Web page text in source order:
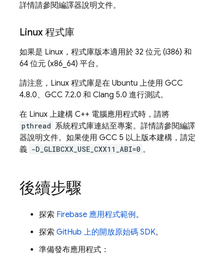
詳情請參閱編譯器說明文件。
Linux 程式庫
如果是 Linux，程式庫版本適用於 32 位元 (i386) 和
64 位元 (x86_64) 平台。
請注意，Linux 程式庫是在 Ubuntu 上使用 GCC
4.8.0、GCC 7.2.0 和 Clang 5.0 進行測試。
在 Linux 上建構 C++ 電腦應用程式時，請將
pthread 系統程式庫連結至專案。詳情請參閱編譯
器說明文件。如果使用 GCC 5 以上版本建構，請定
義 -D_GLIBCXX_USE_CXX11_ABI=0 。
後續步驟
探索 Firebase 應用程式範例。
探索 GitHub 上的開放原始碼 SDK。
準備發布應用程式：